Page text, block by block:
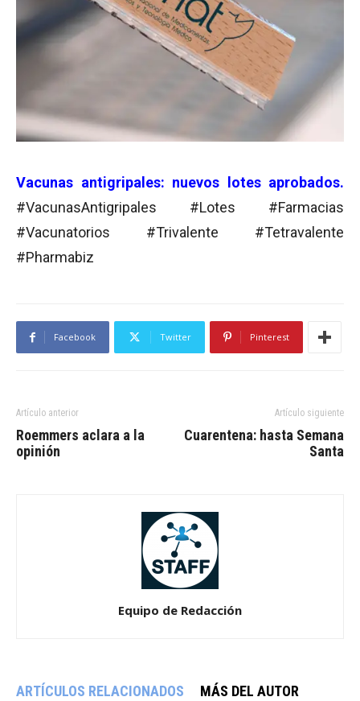
Vacunas antigripales: nuevos lotes aprobados.
#VacunasAntigripales #Lotes #Farmacias
#Vacunatorios #Trivalente #Tetravalente
#Pharmabiz
Facebook Twitter Pinterest
Artículo anterior
Roemmers aclara a la
opinión
Artículo siguiente
Cuarentena: hasta Semana
Santa
Equipo de Redacción
ARTÍCULOS RELACIONADOS MÁS DEL AUTOR